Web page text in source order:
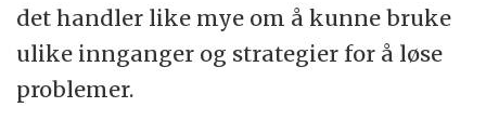
det handler like mye om å kunne bruke
ulike innganger og strategier for å løse
problemer.